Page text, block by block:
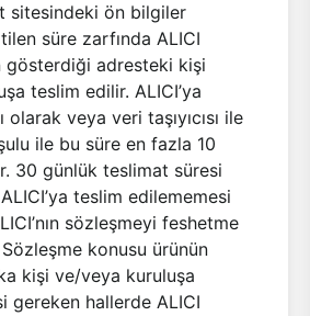
sitesindeki ön bilgiler
süre zarfında ALICI
gösterdiği adresteki kişi
teslim edilir. ALICI’ya
olarak veya veri taşıyıcısı ile
ile bu süre en fazla 10
30 günlük teslimat süresi
teslim edilememesi
sözleşmeyi feshetme
Sözleşme konusu ürünün
kişi ve/veya kuruluşa
gereken hallerde ALICI